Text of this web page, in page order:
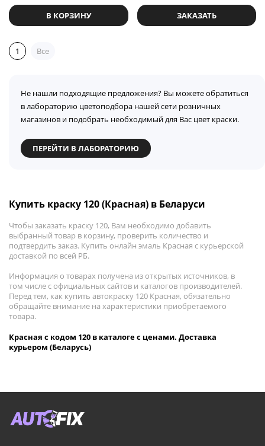
В КОРЗИНУ ЗАКАЗАТЬ
1 Все
Не нашли подходящие предложения? Вы можете обратиться
в лабораторию цветоподбора нашей сети розничных
магазинов и подобрать необходимый для Вас цвет краски.
ПЕРЕЙТИ В ЛАБОРАТОРИЮ
Купить краску 120 (Красная) в Беларуси
Чтобы заказать краску 120, Вам необходимо добавить
выбранный товар в корзину, проверить количество и
подтвердить заказ. Купить онлайн эмаль Красная с курьерской
доставкой по всей РБ.
Информация о товарах получена из открытых источников, в
том числе с официальных сайтов и каталогов производителей.
Перед тем, как купить автокраску 120 Красная, обязательно
обращайте внимание на характеристики приобретаемого
товара.
Красная с кодом 120 в каталоге с ценами. Доставка
курьером (Беларусь)